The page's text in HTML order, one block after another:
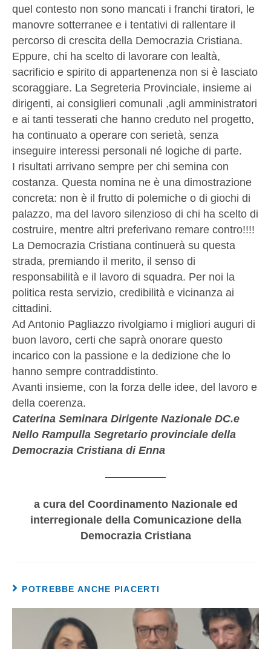
quel contesto non sono mancati i franchi tiratori, le
manovre sotterranee e i tentativi di rallentare il
percorso di crescita della Democrazia Cristiana.
Eppure, chi ha scelto di lavorare con lealtà,
sacrificio e spirito di appartenenza non si è lasciato
scoraggiare. La Segreteria Provinciale, insieme ai
dirigenti, ai consiglieri comunali ,agli amministratori
e ai tanti tesserati che hanno creduto nel progetto,
ha continuato a operare con serietà, senza
inseguire interessi personali né logiche di parte.
I risultati arrivano sempre per chi semina con
costanza. Questa nomina ne è una dimostrazione
concreta: non è il frutto di polemiche o di giochi di
palazzo, ma del lavoro silenzioso di chi ha scelto di
costruire, mentre altri preferivano remare contro!!!!
La Democrazia Cristiana continuerà su questa
strada, premiando il merito, il senso di
responsabilità e il lavoro di squadra. Per noi la
politica resta servizio, credibilità e vicinanza ai
cittadini.
Ad Antonio Pagliazzo rivolgiamo i migliori auguri di
buon lavoro, certi che saprà onorare questo
incarico con la passione e la dedizione che lo
hanno sempre contraddistinto.
Avanti insieme, con la forza delle idee, del lavoro e
della coerenza.
Caterina Seminara Dirigente Nazionale DC.e
Nello Rampulla Segretario provinciale della
Democrazia Cristiana di Enna
a cura del Coordinamento Nazionale ed
interregionale della Comunicazione della
Democrazia Cristiana
POTREBBE ANCHE PIACERTI